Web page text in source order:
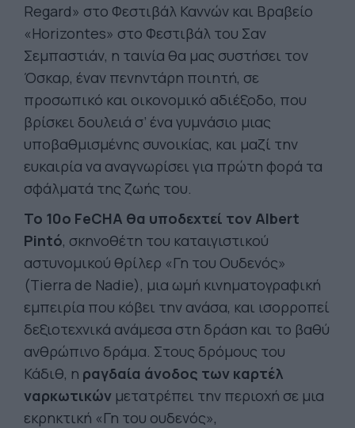
Regard» στο Φεστιβάλ Καννών και Βραβείο
«Horizontes» στο Φεστιβάλ του Σαν
Σεμπαστιάν, η ταινία θα μας συστήσει τον
Όσκαρ, έναν πενηντάρη ποιητή, σε
προσωπικό και οικονομικό αδιέξοδο, που
βρίσκει δουλειά σ’ ένα γυμνάσιο μιας
υποβαθμισμένης συνοικίας, και μαζί την
ευκαιρία να αναγνωρίσει για πρώτη φορά τα
σφάλματά της ζωής του.
Το 10ο FeCHA θα υποδεχτεί τον Albert
Pintó, σκηνοθέτη του καταιγιστικού
αστυνομικού θρίλερ «Γη του Ουδενός»
(Tierra de Nadie), μια ωμή κινηματογραφική
εμπειρία που κόβει την ανάσα, και ισορροπεί
δεξιοτεχνικά ανάμεσα στη δράση και το βαθύ
ανθρώπινο δράμα. Στους δρόμους του
Κάδιθ, η ραγδαία άνοδος των καρτέλ
ναρκωτικών μετατρέπει την περιοχή σε μια
εκρηκτική «Γη του ουδενός»,